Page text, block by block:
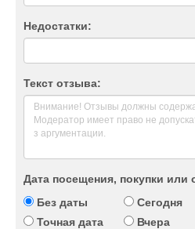
Недостатки:
Текст отзыва:
Дата посещения, покупки или
Без даты
Сегодня
Точная дата
Вчера